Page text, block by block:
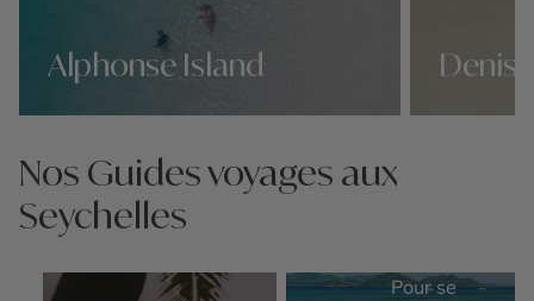
Alphonse Island Denis
Nos Guides voyages aux
Seychelles
Pour se